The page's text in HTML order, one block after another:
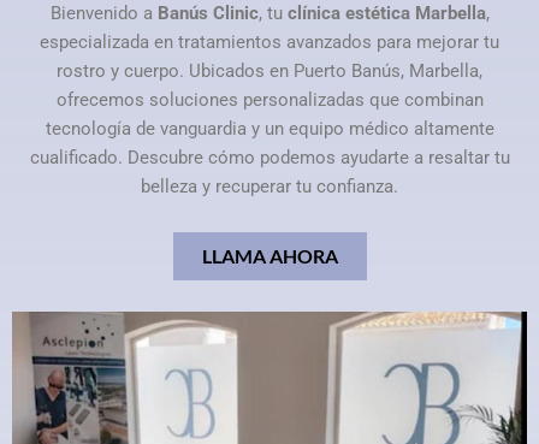
Bienvenido a Banús Clinic, tu clínica estética Marbella,
especializada en tratamientos avanzados para mejorar tu
rostro y cuerpo. Ubicados en Puerto Banús, Marbella,
ofrecemos soluciones personalizadas que combinan
tecnología de vanguardia y un equipo médico altamente
cualificado. Descubre cómo podemos ayudarte a resaltar tu
belleza y recuperar tu confianza.
LLAMA AHORA